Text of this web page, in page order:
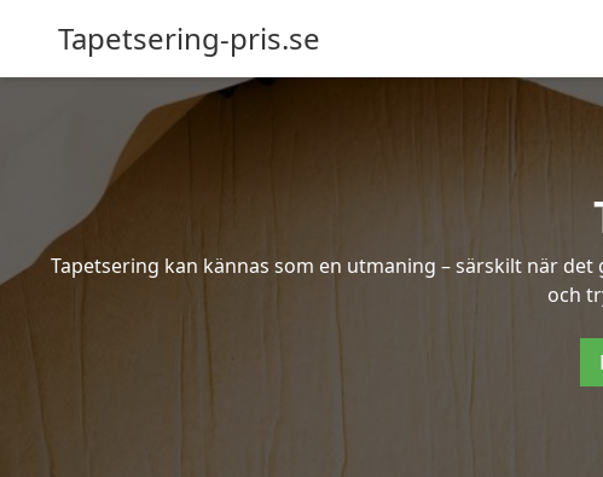
Tapetsering-pris.se
Tapetsering kan kännas som en utmaning – särskilt när
och